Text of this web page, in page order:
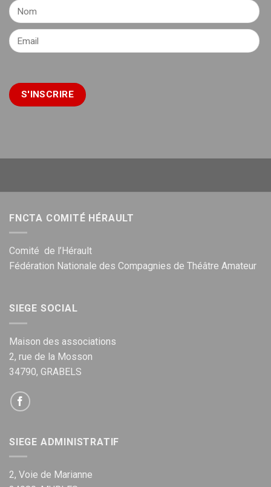
FNCTA COMITÉ HÉRAULT
Comité de l’Hérault
Fédération Nationale des Compagnies de Théâtre Amateur
SIEGE SOCIAL
Maison des associations
2, rue de la Mosson
34790, GRABELS
SIEGE ADMINISTRATIF
2, Voie de Marianne